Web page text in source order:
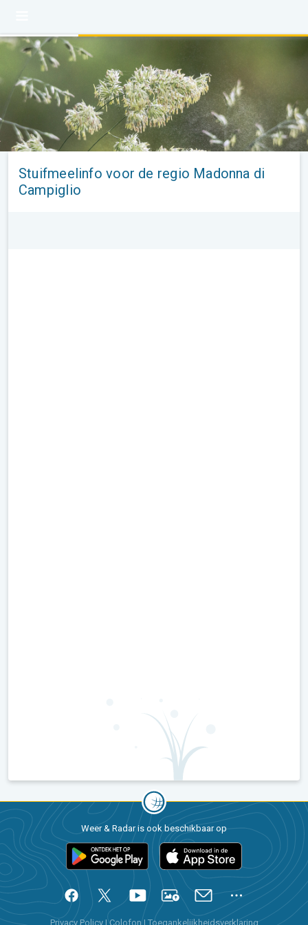
Stuifmeelinfo voor de regio Madonna di
Campiglio
Weer & Radar is ook beschikbaar op
Privacy Policy |Colofon | Toegankelijkheidsverklaring